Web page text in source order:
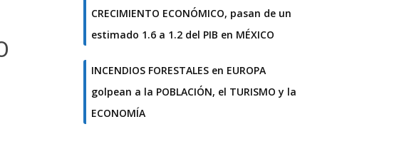
CRECIMIENTO ECONÓMICO, pasan de un
estimado 1.6 a 1.2 del PIB en MÉXICO
INCENDIOS FORESTALES en EUROPA
golpean a la POBLACIÓN, el TURISMO y la
ECONOMÍA